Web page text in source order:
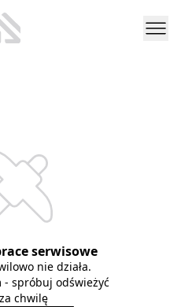
serwisowe
nie działa.
- spróbuj odświeżyć
chwilę